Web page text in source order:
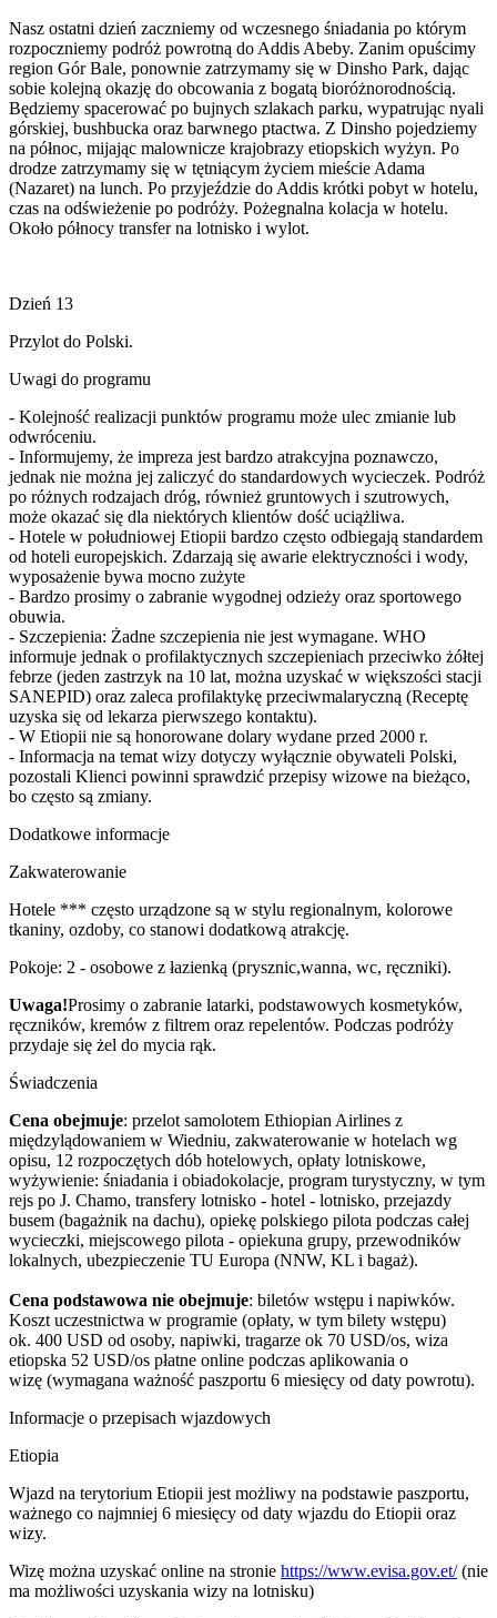
Nasz ostatni dzień zaczniemy od wczesnego śniadania po którym
rozpoczniemy podróż powrotną do Addis Abeby. Zanim opuścimy
region Gór Bale, ponownie zatrzymamy się w Dinsho Park, dając
sobie kolejną okazję do obcowania z bogatą bioróżnorodnością.
Będziemy spacerować po bujnych szlakach parku, wypatrując nyali
górskiej, bushbucka oraz barwnego ptactwa. Z Dinsho pojedziemy
na północ, mijając malownicze krajobrazy etiopskich wyżyn. Po
drodze zatrzymamy się w tętniącym życiem mieście Adama
(Nazaret) na lunch. Po przyjeździe do Addis krótki pobyt w hotelu,
czas na odświeżenie po podróży. Pożegnalna kolacja w hotelu.
Około północy transfer na lotnisko i wylot.
Dzień 13
Przylot do Polski.
Uwagi do programu
- Kolejność realizacji punktów programu może ulec zmianie lub
odwróceniu.
- Informujemy, że impreza jest bardzo atrakcyjna poznawczo,
jednak nie można jej zaliczyć do standardowych wycieczek. Podróż
po różnych rodzajach dróg, również gruntowych i szutrowych,
może okazać się dla niektórych klientów dość uciążliwa.
- Hotele w południowej Etiopii bardzo często odbiegają standardem
od hoteli europejskich. Zdarzają się awarie elektryczności i wody,
wyposażenie bywa mocno zużyte
- Bardzo prosimy o zabranie wygodnej odzieży oraz sportowego
obuwia.
- Szczepienia: Żadne szczepienia nie jest wymagane. WHO
informuje jednak o profilaktycznych szczepieniach przeciwko żółtej
febrze (jeden zastrzyk na 10 lat, można uzyskać w większości stacji
SANEPID) oraz zaleca profilaktykę przeciwmalaryczną (Receptę
uzyska się od lekarza pierwszego kontaktu).
- W Etiopii nie są honorowane dolary wydane przed 2000 r.
- Informacja na temat wizy dotyczy wyłącznie obywateli Polski,
pozostali Klienci powinni sprawdzić przepisy wizowe na bieżąco,
bo często są zmiany.
Dodatkowe informacje
Zakwaterowanie
Hotele *** często urządzone są w stylu regionalnym, kolorowe
tkaniny, ozdoby, co stanowi dodatkową atrakcję.
Pokoje: 2 - osobowe z łazienką (prysznic,wanna, wc, ręczniki).
Uwaga!Prosimy o zabranie latarki, podstawowych kosmetyków,
ręczników, kremów z filtrem oraz repelentów. Podczas podróży
przydaje się żel do mycia rąk.
Świadczenia
Cena obejmuje: przelot samolotem Ethiopian Airlines z
międzylądowaniem w Wiedniu, zakwaterowanie w hotelach wg
opisu, 12 rozpoczętych dób hotelowych, opłaty lotniskowe,
wyżywienie: śniadania i obiadokolacje, program turystyczny, w tym
rejs po J. Chamo, transfery lotnisko - hotel - lotnisko, przejazdy
busem (bagażnik na dachu), opiekę polskiego pilota podczas całej
wycieczki, miejscowego pilota - opiekuna grupy, przewodników
lokalnych, ubezpieczenie TU Europa (NNW, KL i bagaż).
Cena podstawowa nie obejmuje: biletów wstępu i napiwków.
Koszt uczestnictwa w programie (opłaty, w tym bilety wstępu)
ok. 400 USD od osoby, napiwki, tragarze ok 70 USD/os, wiza
etiopska 52 USD/os płatne online podczas aplikowania o
wizę (wymagana ważność paszportu 6 miesięcy od daty powrotu).
Informacje o przepisach wjazdowych
Etiopia
Wjazd na terytorium Etiopii jest możliwy na podstawie paszportu,
ważnego co najmniej 6 miesięcy od daty wjazdu do Etiopii oraz
wizy.
Wizę można uzyskać online na stronie https://www.evisa.gov.et/(nie
ma możliwości uzyskania wizy na lotnisku)